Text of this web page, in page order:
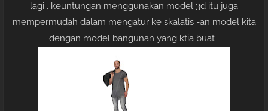
lagi . keuntungan menggunakan model 3d itu juga
mempermudah dalam mengatur ke skalatis -an model kita
dengan model bangunan yang ktia buat .